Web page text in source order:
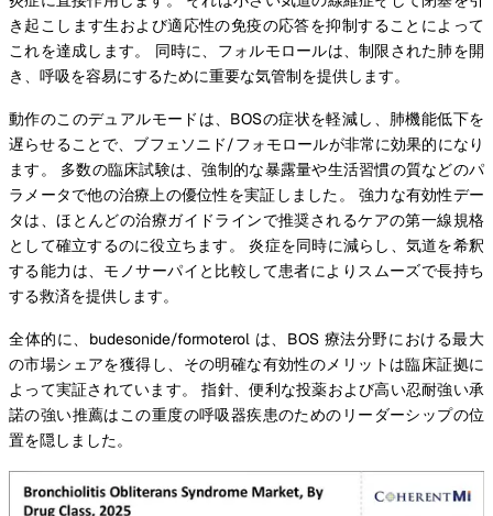
き起こします生および適応性の免疫の応答を抑制することによって
これを達成します。 同時に、フォルモロールは、制限された肺を開
き、呼吸を容易にするために重要な気管制を提供します。
動作のこのデュアルモードは、BOSの症状を軽減し、肺機能低下を
遅らせることで、ブフェソニド/フォモロールが非常に効果的になり
ます。 多数の臨床試験は、強制的な暴露量や生活習慣の質などのパ
ラメータで他の治療上の優位性を実証しました。 強力な有効性デー
タは、ほとんどの治療ガイドラインで推奨されるケアの第一線規格
として確立するのに役立ちます。 炎症を同時に減らし、気道を希釈
する能力は、モノサーパイと比較して患者によりスムーズで長持ち
する救済を提供します。
全体的に、budesonide/formoterol は、BOS 療法分野における最大
の市場シェアを獲得し、その明確な有効性のメリットは臨床証拠に
よって実証されています。 指針、便利な投薬および高い忍耐強い承
諾の強い推薦はこの重度の呼吸器疾患のためのリーダーシップの位
置を隠しました。